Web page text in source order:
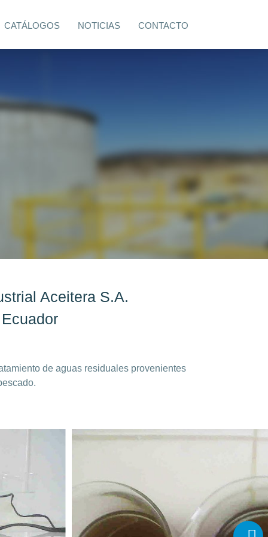
CATÁLOGOS NOTICIAS CONTACTO
Aceitera S.A.
de aguas residuales provenientes